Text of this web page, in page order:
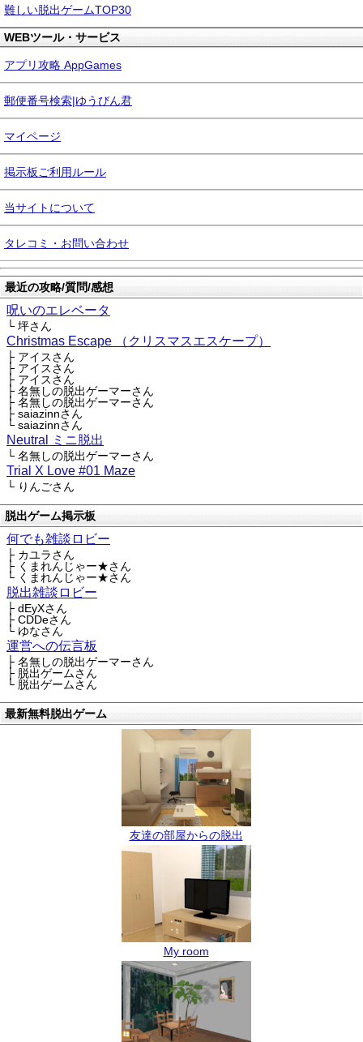
難しい脱出ゲームTOP30
WEBツール・サービス
アプリ攻略 AppGames
郵便番号検索|ゆうびん君
マイページ
掲示板ご利用ルール
当サイトについて
タレコミ・お問い合わせ
最近の攻略/質問/感想
呪いのエレベータ
└ 坪さん
Christmas Escape （クリスマスエスケープ）
├ アイスさん
├ アイスさん
├ アイスさん
├ 名無しの脱出ゲーマーさん
├ 名無しの脱出ゲーマーさん
├ saiazinnさん
└ saiazinnさん
Neutral ミニ脱出
└ 名無しの脱出ゲーマーさん
Trial X Love #01 Maze
└ りんごさん
脱出ゲーム掲示板
何でも雑談ロビー
├ カユラさん
├ くまれんじゃー★さん
└ くまれんじゃー★さん
脱出雑談ロビー
├ dEyXさん
├ CDDeさん
└ ゆなさん
運営への伝言板
├ 名無しの脱出ゲーマーさん
├ 脱出ゲームさん
└ 脱出ゲームさん
最新無料脱出ゲーム
友達の部屋からの脱出
My room